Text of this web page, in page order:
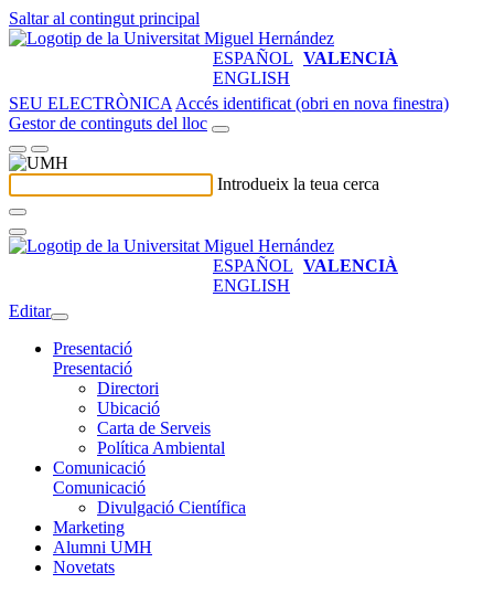
Saltar al contingut principal
ESPAÑOL VALENCIÀ
ENGLISH
SEU ELECTRÒNICA Accés identificat (obri en nova finestra)
Gestor de continguts del lloc
Introdueix la teua cerca
ESPAÑOL VALENCIÀ
ENGLISH
Editar
Presentació
Presentació
Directori
Ubicació
Carta de Serveis
Política Ambiental
Comunicació
Comunicació
Divulgació Científica
Marketing
Alumni UMH
Novetats